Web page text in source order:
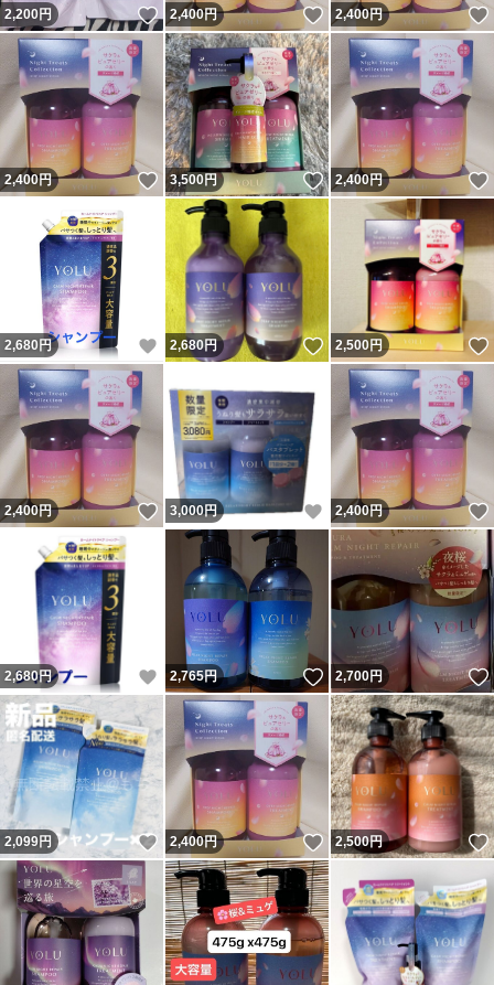
2,200円 いいね！
2,400円 いいね！
2,400円
2,400円 いいね！
3,500円 いいね！
2,400円
2,680 円 いいね！
2,680円 いいね！
2,500円
2,400円 いいね！
3,000円 いいね！
2,400円
2,680円 いいね！
2,765円 いいね！
2,700円
2,099円 いいね！
2,400円 いいね！
2,500円